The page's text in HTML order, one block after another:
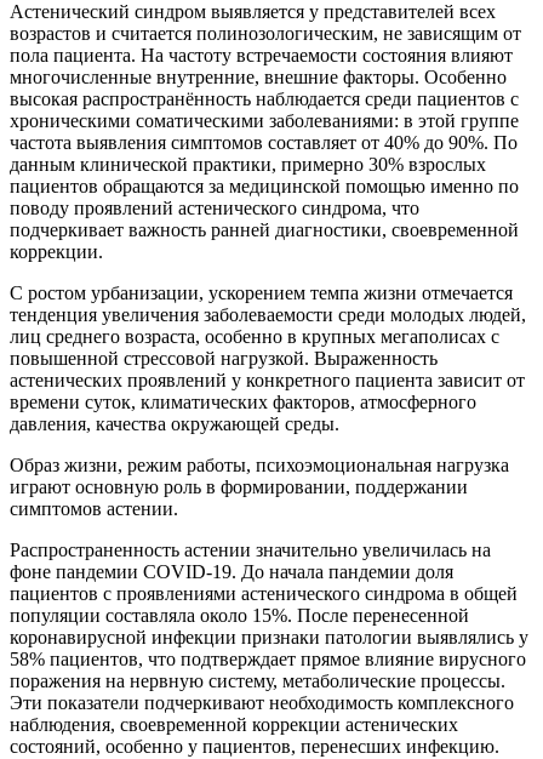
Астенический синдром выявляется у представителей всех
возрастов и считается полинозологическим, не зависящим от
пола пациента. На частоту встречаемости состояния влияют
многочисленные внутренние, внешние факторы. Особенно
высокая распространённость наблюдается среди пациентов с
хроническими соматическими заболеваниями: в этой группе
частота выявления симптомов составляет от 40% до 90%. По
данным клинической практики, примерно 30% взрослых
пациентов обращаются за медицинской помощью именно по
поводу проявлений астенического синдрома, что
подчеркивает важность ранней диагностики, своевременной
коррекции.
С ростом урбанизации, ускорением темпа жизни отмечается
тенденция увеличения заболеваемости среди молодых людей,
лиц среднего возраста, особенно в крупных мегаполисах с
повышенной стрессовой нагрузкой. Выраженность
астенических проявлений у конкретного пациента зависит от
времени суток, климатических факторов, атмосферного
давления, качества окружающей среды.
Образ жизни, режим работы, психоэмоциональная нагрузка
играют основную роль в формировании, поддержании
симптомов астении.
Распространенность астении значительно увеличилась на
фоне пандемии COVID-19. До начала пандемии доля
пациентов с проявлениями астенического синдрома в общей
популяции составляла около 15%. После перенесенной
коронавирусной инфекции признаки патологии выявлялись у
58% пациентов, что подтверждает прямое влияние вирусного
поражения на нервную систему, метаболические процессы.
Эти показатели подчеркивают необходимость комплексного
наблюдения, своевременной коррекции астенических
состояний, особенно у пациентов, перенесших инфекцию.